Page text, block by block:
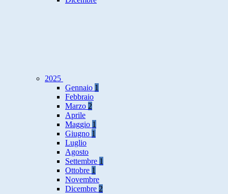
2025
Gennaio 1
Febbraio
Marzo 2
Aprile
Maggio 1
Giugno 1
Luglio
Agosto
Settembre 1
Ottobre 1
Novembre
Dicembre 2